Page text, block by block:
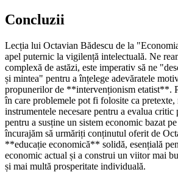
Concluzii
Lecția lui Octavian Bădescu de la
apel puternic la vigilență intelectuală. Ne
complexă de astăzi, este imperativ să ne
și mintea" pentru a înțelege adevăratele
propunerilor de **intervenționism etatist**.
în care problemele pot fi folosite ca pretexte,
instrumentele necesare pentru a evalua
pentru a susține un sistem economic bazat
încurajăm să urmăriți conținutul oferit de
**educație economică** solidă, esențială
economic actual și a construi un viitor mai
și mai multă prosperitate individuală.